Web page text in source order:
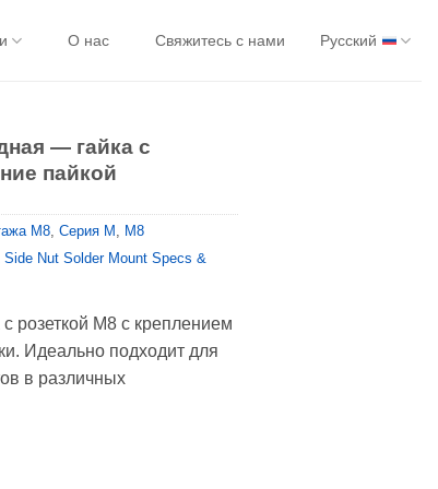
О нас Свяжитесь с нами Русский
— гайка с
пайкой
M8, Серия М , M8
Nut Solder Mount Specs &
розеткой M8 с креплением
Идеально подходит для
в различных